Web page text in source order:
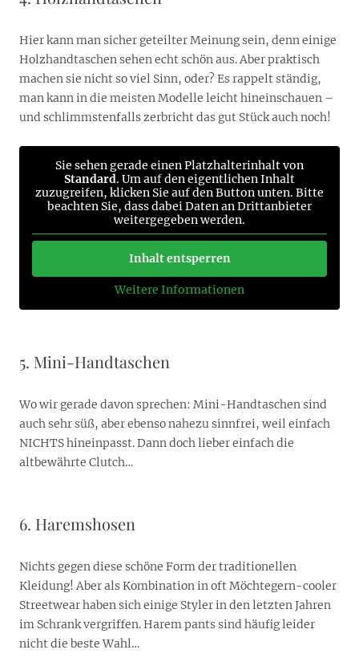
Hier kann man sicher geteilter Meinung sein, denn einige
Holzhandtaschen sehen echt schön aus. Aber praktisch
machen sie nicht so viel Sinn, oder? Es rappelt ständig,
man kann in die meisten Modelle leicht hineinschauen –
und schlimmstenfalls zerbricht das gut Stück auch noch!
Sie sehen gerade einen Platzhalterinhalt von
Standard. Um auf den eigentlichen Inhalt
zuzugreifen, klicken Sie auf den Button unten. Bitte
beachten Sie, dass dabei Daten an Drittanbieter
weitergegeben werden.
Inhalt entsperren
Weitere Informationen
5. Mini-Handtaschen
Wo wir gerade davon sprechen: Mini-Handtaschen sind
auch sehr süß, aber ebenso nahezu sinnfrei, weil einfach
NICHTS hineinpasst. Dann doch lieber einfach die
altbewährte Clutch…
6. Haremshosen
Nichts gegen diese schöne Form der traditionellen
Kleidung! Aber als Kombination in oft Möchtegern-cooler
Streetwear haben sich einige Styler in den letzten Jahren
im Schrank vergriffen. Harem pants sind häufig leider
nicht die beste Wahl…